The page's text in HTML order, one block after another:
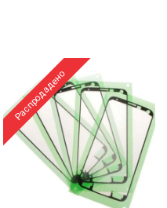
Распродадено